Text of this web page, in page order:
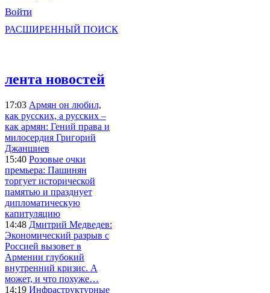
Войти
РАСШИРЕННЫЙ ПОИСК
лента новостей
17:03 Армян он любил,
как русских, а русских –
как армян: Гений права и
милосердия Григорий
Джаншиев
15:40 Розовые очки
премьера: Пашинян
торгует исторической
памятью и празднует
дипломатическую
капитуляцию
14:48 Дмитрий Медведев:
Экономический разрыв с
Россией вызовет в
Армении глубокий
внутренний кризис. А
может, и что похуже…
14:19 Инфраструктурные